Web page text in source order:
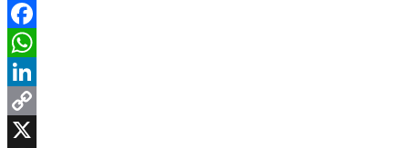
Facebook
WhatsApp
LinkedIn
Copy